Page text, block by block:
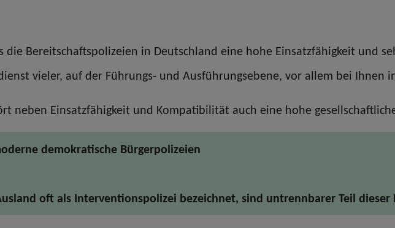
die Bereitschaftspolizeien in Deutschland eine hohe Einsatzfähigkeit und
vieler, auf der Führungs- und Ausführungsebene, vor allem bei Ihnen
neben Einsatzfähigkeit und Kompatibilität auch eine hohe
demokratische Bürgerpolizeien
oft als Interventionspolizei bezeichnet, sind untrennbarer Teil dieser